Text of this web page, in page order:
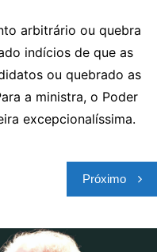
arbitrário ou quebra
indícios de que as
ou quebrado as
a ministra, o Poder
excepcionalíssima.
Próximo